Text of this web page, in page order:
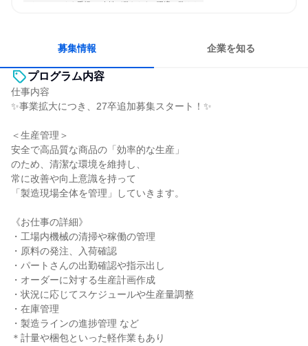
チームワークを重視 女性が働きやすい環境で働ける
募集情報 企業を知る
プログラム内容
仕事内容
✨事業拡大につき、27卒追加募集スタート！✨
＜生産管理＞
安全で高品質な商品の「効率的な生産」
のため、清潔な環境を維持し、
常に改善や向上意識を持って
「製造現場全体を管理」していきます。
《お仕事の詳細》
・工場内機械の清掃や稼働の管理
・原料の発注、入荷確認
・パートさんの出勤確認や指示出し
・オーダーに対する生産計画作成
・状況に応じてスケジュールや生産量調整
・在庫管理
・製造ラインの進捗管理 など
＊計量や梱包といった軽作業もあり